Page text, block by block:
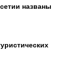
названы